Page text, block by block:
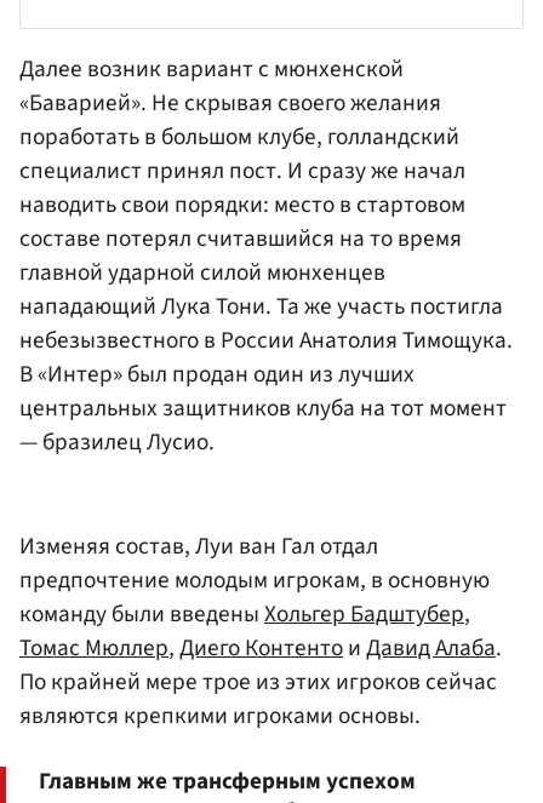
Далее возник вариант с мюнхенской
«Баварией». Не скрывая своего желания
поработать в большом клубе, голландский
специалист принял пост. И сразу же начал
наводить свои порядки: место в стартовом
составе потерял считавшийся на то время
главной ударной силой мюнхенцев
нападающийЛука Тони. Та же участь постигла
небезызвестного в РоссииАнатолия Тимощука.
В «Интер» был продан один из лучших
центральных защитников клуба на тот момент
— бразилец Лусио.
Изменяя состав, Луи ван Гал отдал
предпочтение молодым игрокам, в основную
команду были введеныХольгер Бадштубер,
Томас Мюллер,Диего КонтентоиДавид Алаба.
По крайней мере трое из этих игроков сейчас
являются крепкими игроками основы.
Главным же трансферным успехом